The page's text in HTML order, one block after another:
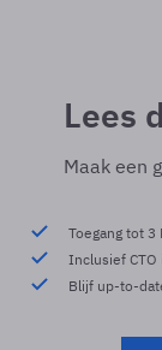
Lees
Maak een
Toegang tot 3
Inclusief CTO
Blijf up-to-